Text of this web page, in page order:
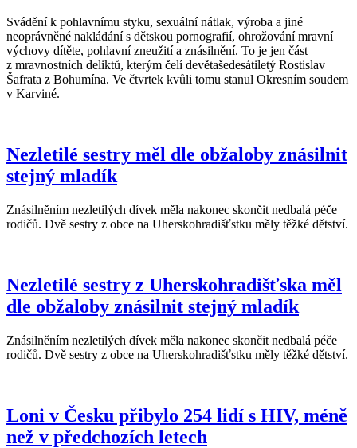
Svádění k pohlavnímu styku, sexuální nátlak, výroba a jiné
neoprávněné nakládání s dětskou pornografií, ohrožování mravní
výchovy dítěte, pohlavní zneužití a znásilnění. To je jen část
z mravnostních deliktů, kterým čelí devětašedesátiletý Rostislav
Šafrata z Bohumína. Ve čtvrtek kvůli tomu stanul Okresním soudem
v Karviné.
Nezletilé sestry měl dle obžaloby znásilnit
stejný mladík
Znásilněním nezletilých dívek měla nakonec skončit nedbalá péče
rodičů. Dvě sestry z obce na Uherskohradišťstku měly těžké dětství.
Nezletilé sestry z Uherskohradišťska měl
dle obžaloby znásilnit stejný mladík
Znásilněním nezletilých dívek měla nakonec skončit nedbalá péče
rodičů. Dvě sestry z obce na Uherskohradišťstku měly těžké dětství.
Loni v Česku přibylo 254 lidí s HIV, méně
než v předchozích letech